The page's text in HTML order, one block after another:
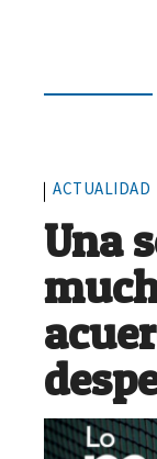
ACTUALIDAD
Una